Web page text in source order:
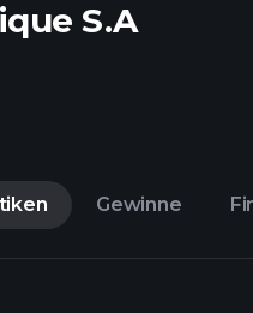
S.A
Gewinne